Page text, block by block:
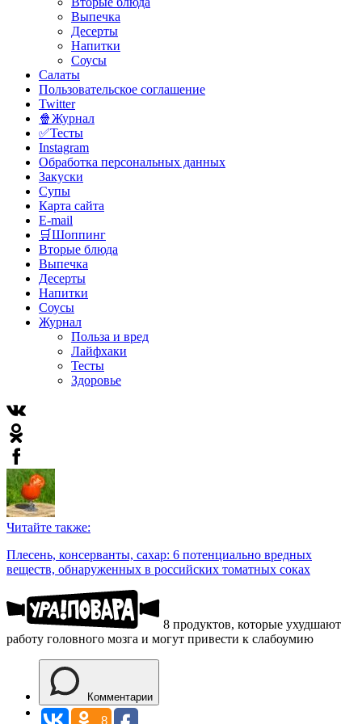
Выпечка
Десерты
Напитки
Соусы
Салаты
Пользовательское соглашение
Twitter
🍿Журнал
✅Тесты
Instagram
Обработка персональных данных
Закуски
Супы
Карта сайта
E-mail
🛒Шоппинг
Вторые блюда
Выпечка
Десерты
Напитки
Соусы
Журнал
Польза и вред
Лайфхаки
Тесты
Здоровье
Читайте также:
Плесень, консерванты, сахар: 6 потенциально вредных
веществ, обнаруженных в российских томатных соках
8 продуктов, которые ухудшают
работу головного мозга и могут привести к слабоумию
Комментарии
8